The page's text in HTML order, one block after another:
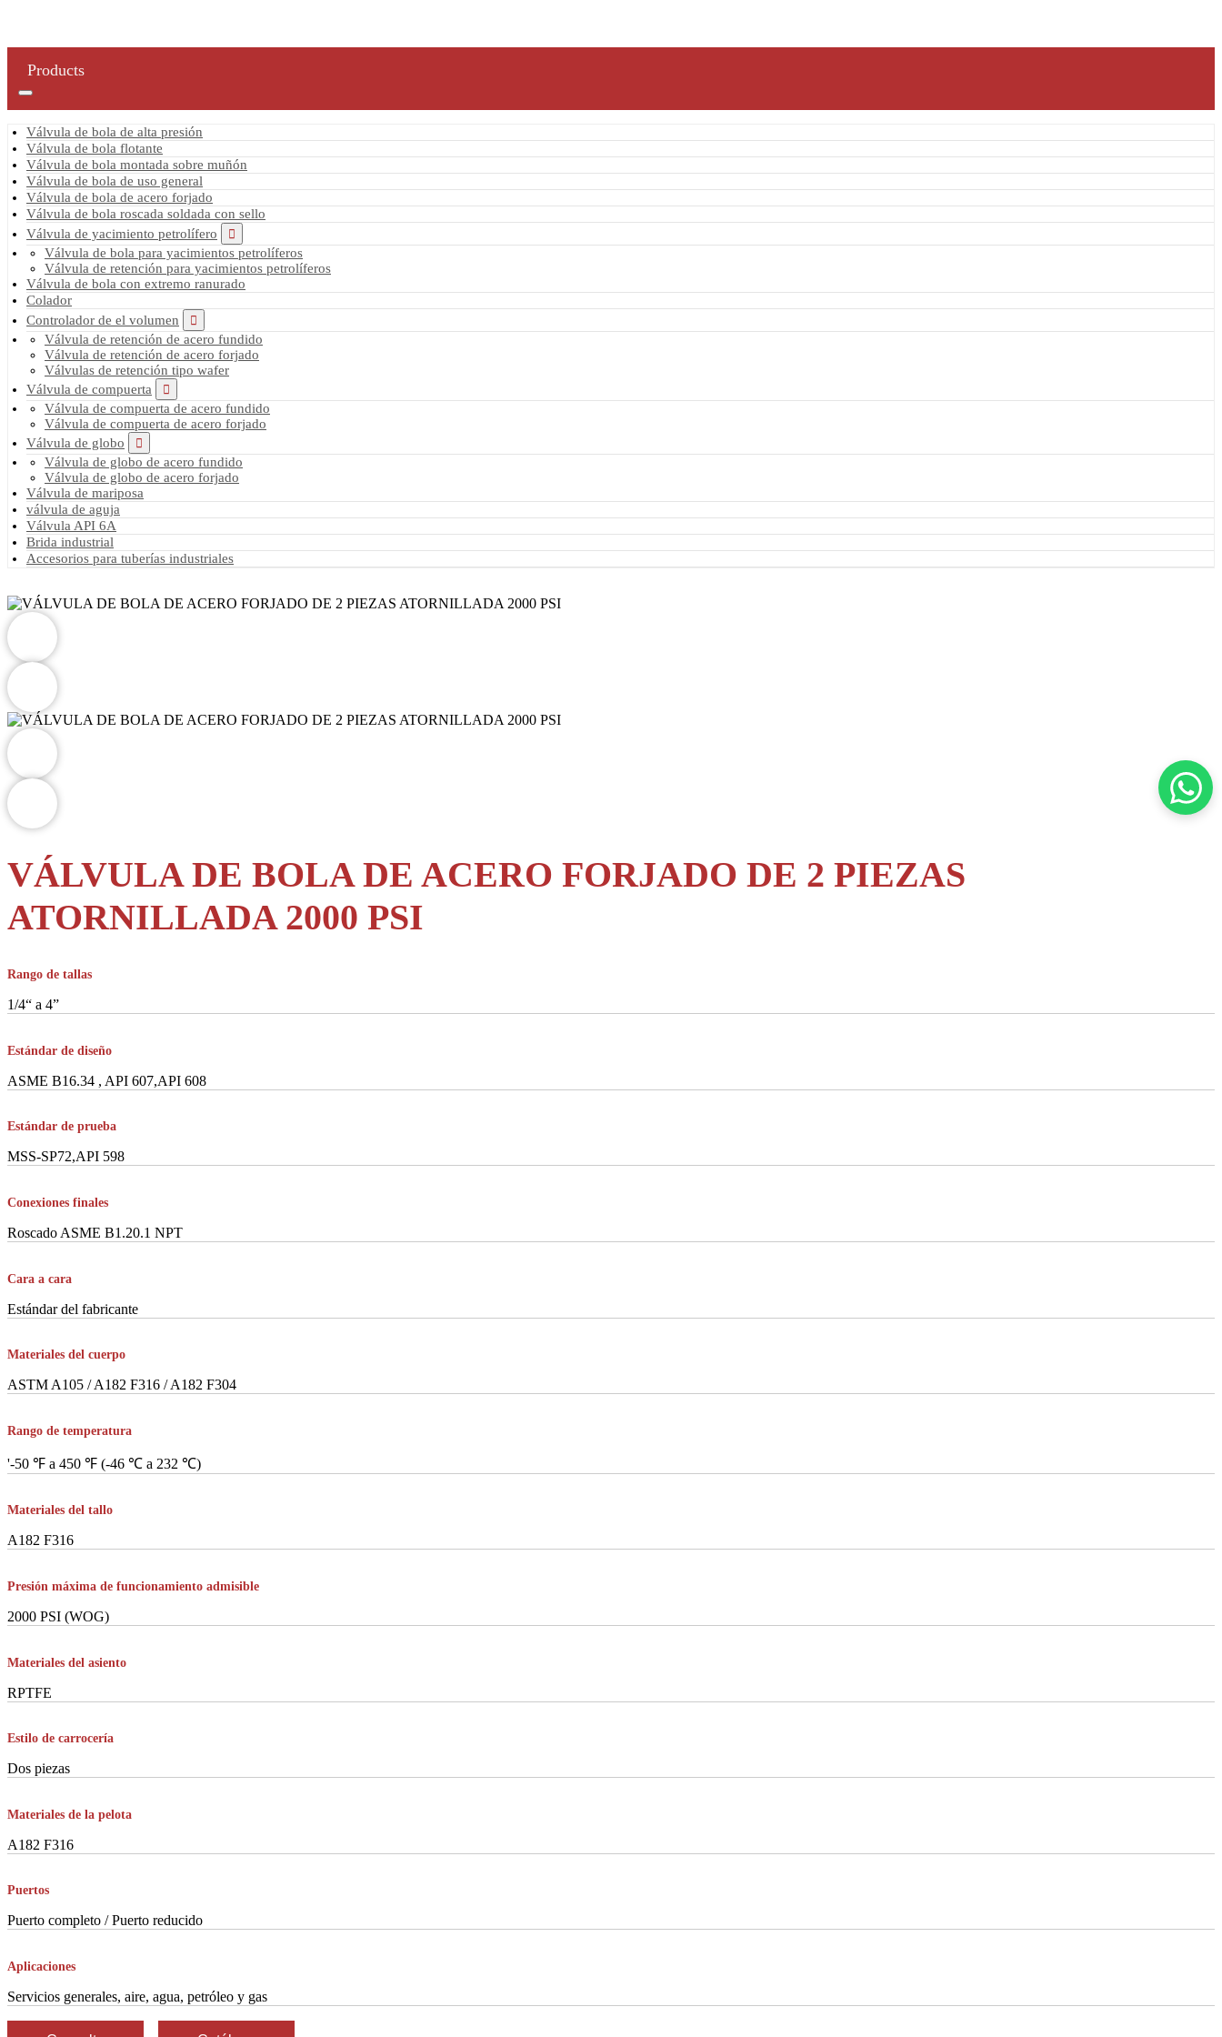
Products
Válvula de bola de alta presión
Válvula de bola flotante
Válvula de bola montada sobre muñón
Válvula de bola de uso general
Válvula de bola de acero forjado
Válvula de bola roscada soldada con sello
Válvula de yacimiento petrolífero
Válvula de bola para yacimientos petrolíferos
Válvula de retención para yacimientos petrolíferos
Válvula de bola con extremo ranurado
Colador
Controlador de el volumen
Válvula de retención de acero fundido
Válvula de retención de acero forjado
Válvulas de retención tipo wafer
Válvula de compuerta
Válvula de compuerta de acero fundido
Válvula de compuerta de acero forjado
Válvula de globo
Válvula de globo de acero fundido
Válvula de globo de acero forjado
Válvula de mariposa
válvula de aguja
Válvula API 6A
Brida industrial
Accesorios para tuberías industriales
VÁLVULA DE BOLA DE ACERO FORJADO DE 2 PIEZAS
ATORNILLADA 2000 PSI
Rango de tallas
1/4“ a 4”
Estándar de diseño
ASME B16.34 , API 607,API 608
Estándar de prueba
MSS-SP72,API 598
Conexiones finales
Roscado ASME B1.20.1 NPT
Cara a cara
Estándar del fabricante
Materiales del cuerpo
ASTM A105 / A182 F316 / A182 F304
Rango de temperatura
'-50 ℉ a 450 ℉ (-46 ℃ a 232 ℃)
Materiales del tallo
A182 F316
Presión máxima de funcionamiento admisible
2000 PSI (WOG)
Materiales del asiento
RPTFE
Estilo de carrocería
Dos piezas
Materiales de la pelota
A182 F316
Puertos
Puerto completo / Puerto reducido
Aplicaciones
Servicios generales, aire, agua, petróleo y gas